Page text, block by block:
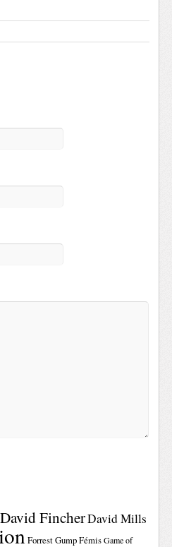
David FincherDavid Mills
Forrest GumpFémis Game of